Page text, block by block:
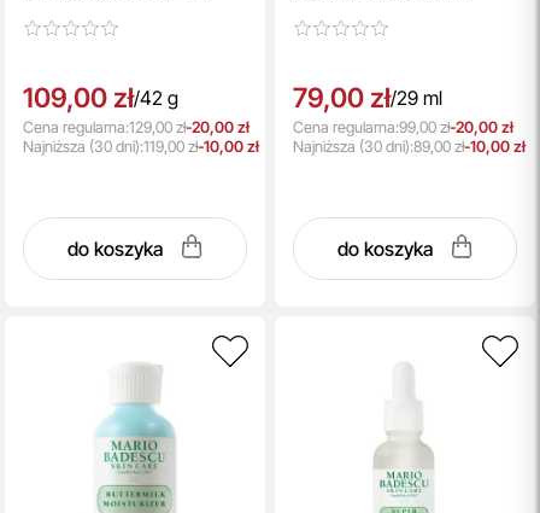
109,00 zł/42 g
Cena regularna:129,00 zł-20,00 zł
Najniższa (30 dni):119,00 zł-10,00 zł
do koszyka
79,00 zł/29 ml
Cena regularna:99,00 zł-20,00 zł
Najniższa (30 dni):89,00 zł-10,00 zł
do koszyka